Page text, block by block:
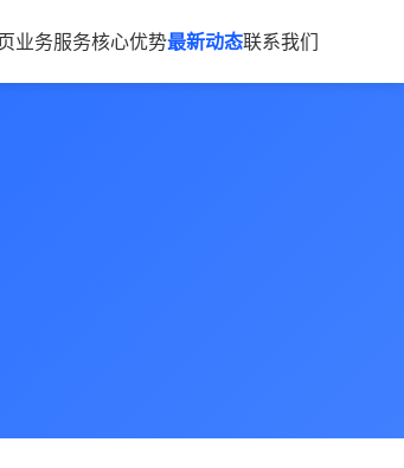
业务服务核心优势最新动态联系我们